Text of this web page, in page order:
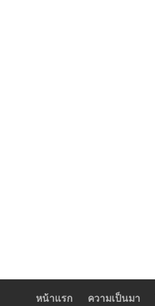
หน้าแรก ความเป็นมา